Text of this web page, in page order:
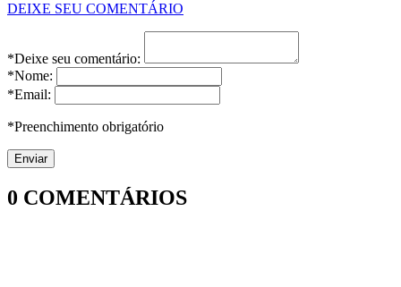
DEIXE SEU COMENTÁRIO
*Deixe seu comentário:
*Nome:
*Email:
*Preenchimento obrigatório
0 COMENTÁRIOS